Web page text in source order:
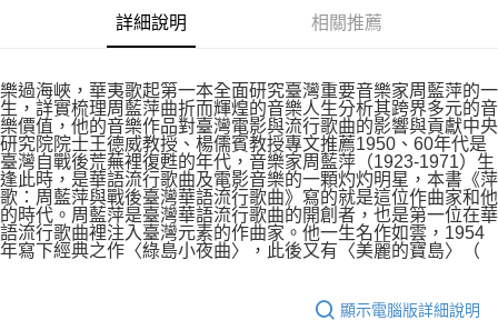
詳細說明 相關推薦
樂過海峽，華夷歌起第一本全面研究臺灣重要音樂家周藍萍的一
生，詳實梳理周藍萍曲折而輝煌的音樂人生分析其跨界多元的音
樂價值，他的音樂作品對臺灣電影與流行歌曲的影響與貢獻中央
研究院院士王德威教授、楊儒賓教授專文推薦1950、60年代是
臺灣自戰後荒蕪裡復甦的年代，音樂家周藍萍（1923-1971）生
逢此時，是華語流行歌曲及電影音樂的一顆灼灼明星，本書《萍
歌：周藍萍與戰後臺灣華語流行歌曲》寫的就是這位作曲家和他
的時代。周藍萍是臺灣華語流行歌曲的開創者，也是第一位在華
語流行歌曲裡注入臺灣元素的作曲家。他一生名作如雲，1954
年寫下經典之作〈綠島小夜曲〉，此後又有〈美麗的寶島〉（
顯示電腦版詳細說明